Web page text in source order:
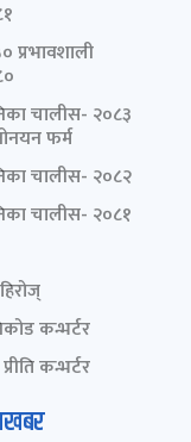
प्रभावशाली
चालीस- २०८३
फर्म
चालीस- २०८२
चालीस- २०८१
कन्भर्टर
कन्भर्टर